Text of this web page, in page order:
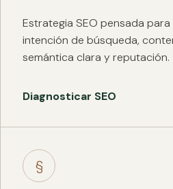
Estrategia SEO pensada
intención de búsqueda,
semántica clara y reputación.
Diagnosticar SEO
§